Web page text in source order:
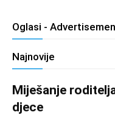
Oglasi -
Najnovije
Miješanje
djece